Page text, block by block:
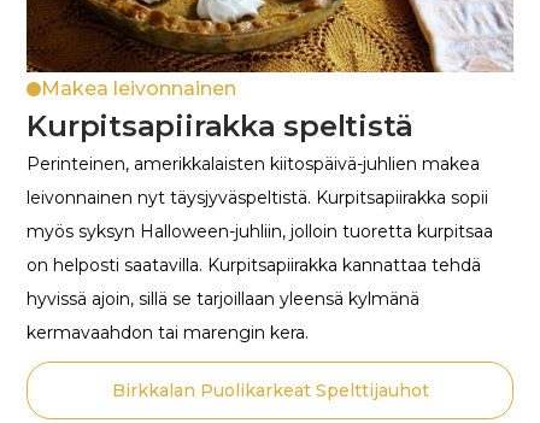
Makea leivonnainen
Kurpitsapiirakka speltistä
Perinteinen, amerikkalaisten kiitospäivä-juhlien makea
leivonnainen nyt täysjyväspeltistä. Kurpitsapiirakka sopii
myös syksyn Halloween-juhliin, jolloin tuoretta kurpitsaa
on helposti saatavilla. Kurpitsapiirakka kannattaa tehdä
hyvissä ajoin, sillä se tarjoillaan yleensä kylmänä
kermavaahdon tai marengin kera.
Birkkalan Puolikarkeat Spelttijauhot